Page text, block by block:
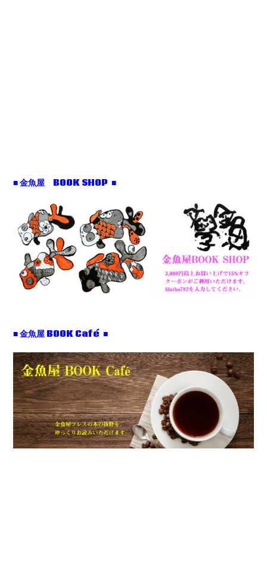
■ 金魚屋 BOOK SHOP ■
■ 金魚屋 BOOK Café ■